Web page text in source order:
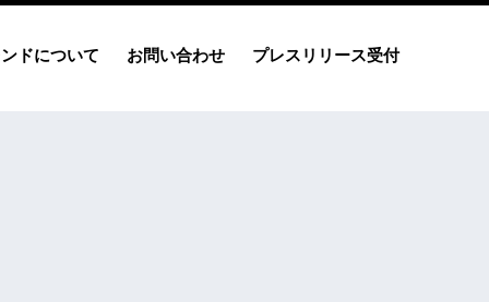
ドについて お問い合わせ プレスリリース受付